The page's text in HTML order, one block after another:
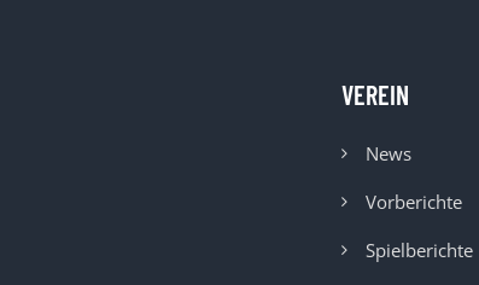
VEREIN
News
Vorberichte
Spielberichte